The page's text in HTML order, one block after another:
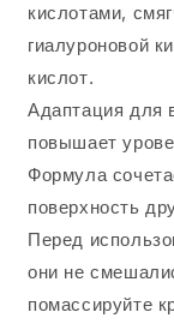
кислотами,
гиалуроновой
кислот.
Адаптация для
повышает
Формула
поверхность
Перед
они не
помассируйте